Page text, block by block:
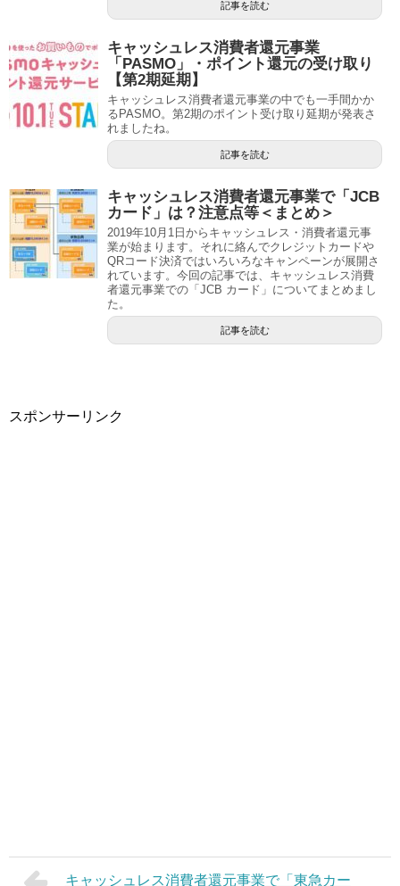
記事を読む
キャッシュレス消費者還元事業
「PASMO」・ポイント還元の受け取り
【第2期延期】
キャッシュレス消費者還元事業の中でも一手間かか
るPASMO。第2期のポイント受け取り延期が発表さ
れましたね。
記事を読む
キャッシュレス消費者還元事業で「JCB
カード」は？注意点等＜まとめ＞
2019年10月1日からキャッシュレス・消費者還元事
業が始まります。それに絡んでクレジットカードや
QRコード決済ではいろいろなキャンペーンが展開さ
れています。今回の記事では、キャッシュレス消費
者還元事業での「JCB カード」についてまとめまし
た。
記事を読む
スポンサーリンク
キャッシュレス消費者還元事業で「東急カー